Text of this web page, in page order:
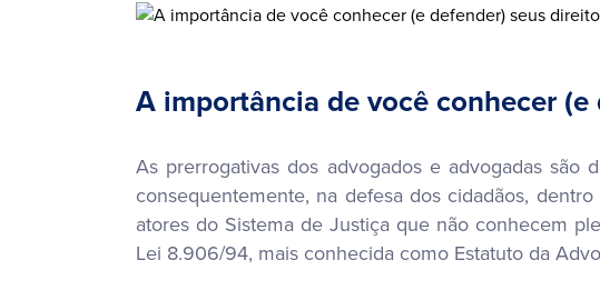
A importância de você conhecer
As prerrogativas dos advogados e advogadas
consequentemente, na defesa dos cidadãos,
atores do Sistema de Justiça que não conhecem
Lei 8.906/94, mais conhecida como Estatuto da